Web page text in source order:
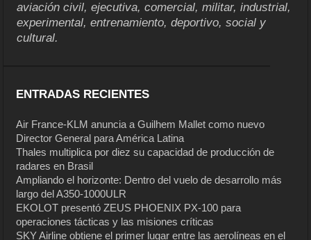
aviación civil, ejecutiva, comercial, militar, industrial,
experimental, entrenamiento, deportivo, social y
cultural.
ENTRADAS RECIENTES
Air France-KLM anuncia a Guilhem Mallet como nuevo
Director General para América Latina
Thales multiplica por diez su capacidad de producción de
radares en Brasil
Ampliando el horizonte: Dentro del vuelo de desarrollo más
largo del A350-1000ULR
EKOLOT presentó ZEUS PHOENIX PX-100 para
operaciones tácticas y las misiones críticas
SKY Airline obtiene el primer lugar entre las aerolíneas en el